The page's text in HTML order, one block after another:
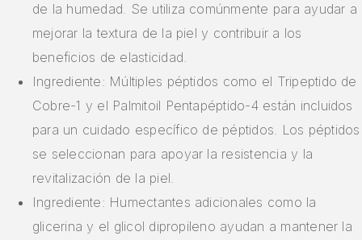
de la humedad. Se utiliza comúnmente para ayudar a
mejorar la textura de la piel y contribuir a los
beneficios de elasticidad.
Ingrediente: Múltiples péptidos como el Tripeptido de
Cobre-1 y el Palmitoil Pentapéptido-4 están incluidos
para un cuidado específico de péptidos. Los péptidos
se seleccionan para apoyar la resistencia y la
revitalización de la piel.
Ingrediente: Humectantes adicionales como la
glicerina y el glicol dipropileno ayudan a mantener la